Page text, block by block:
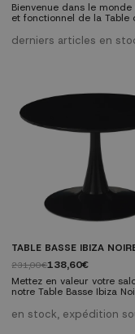
Bienvenue dans le
et fonctionnel de la Table
combine parfaitement
table est non seulement
esthétiquement
offre également durabilité
polyvalence.
derniers articles en
TABLE BASSE IBIZA
231,00€138,60€
Mettez en valeur votre
notre Table Basse Ibiza
fonctionnalité avec son
sophistiqué et durable.
en stock, expédition